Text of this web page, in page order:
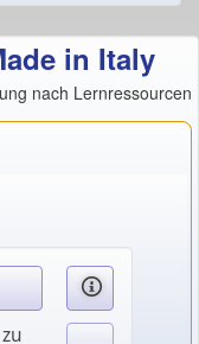
in Italy
nach Lernressourcen